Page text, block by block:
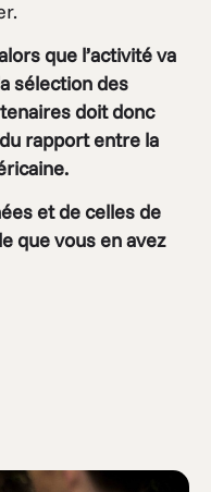
que l’activité va
sélection des
doit donc
rapport entre la
et de celles de
que vous en avez